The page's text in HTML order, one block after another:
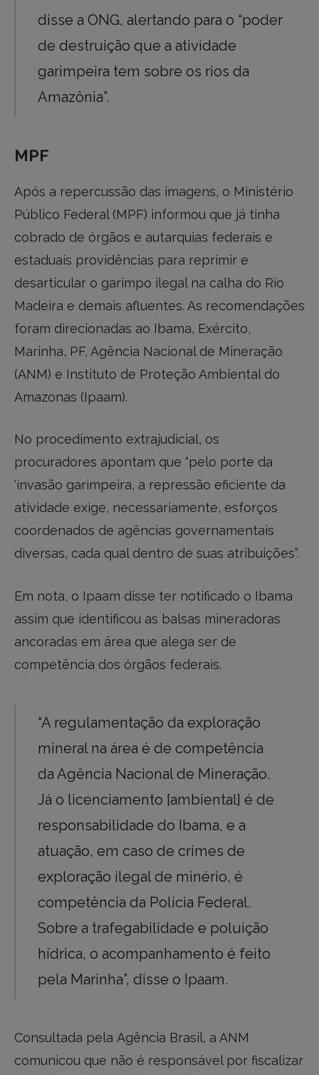
disse a ONG, alertando para o “poder
de destruição que a atividade
garimpeira tem sobre os rios da
Amazônia”.
MPF
Após a repercussão das imagens, o Ministério
Público Federal (MPF) informou que já tinha
cobrado de órgãos e autarquias federais e
estaduais providências para reprimir e
desarticular o garimpo ilegal na calha do Rio
Madeira e demais afluentes. As recomendações
foram direcionadas ao Ibama, Exército,
Marinha, PF, Agência Nacional de Mineração
(ANM) e Instituto de Proteção Ambiental do
Amazonas (Ipaam).
No procedimento extrajudicial, os
procuradores apontam que “pelo porte da
‘invasão garimpeira, a repressão eficiente da
atividade exige, necessariamente, esforços
coordenados de agências governamentais
diversas, cada qual dentro de suas atribuições”.
Em nota, o Ipaam disse ter notificado o Ibama
assim que identificou as balsas mineradoras
ancoradas em área que alega ser de
competência dos órgãos federais.
“A regulamentação da exploração
mineral na área é de competência
da Agência Nacional de Mineração.
Já o licenciamento [ambiental] é de
responsabilidade do Ibama, e a
atuação, em caso de crimes de
exploração ilegal de minério, é
competência da Polícia Federal.
Sobre a trafegabilidade e poluição
hídrica, o acompanhamento é feito
pela Marinha”, disse o Ipaam.
Consultada pela Agência Brasil, a ANM
comunicou que não é responsável por fiscalizar